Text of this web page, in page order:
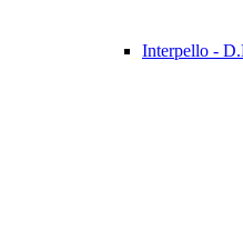
Interpello -